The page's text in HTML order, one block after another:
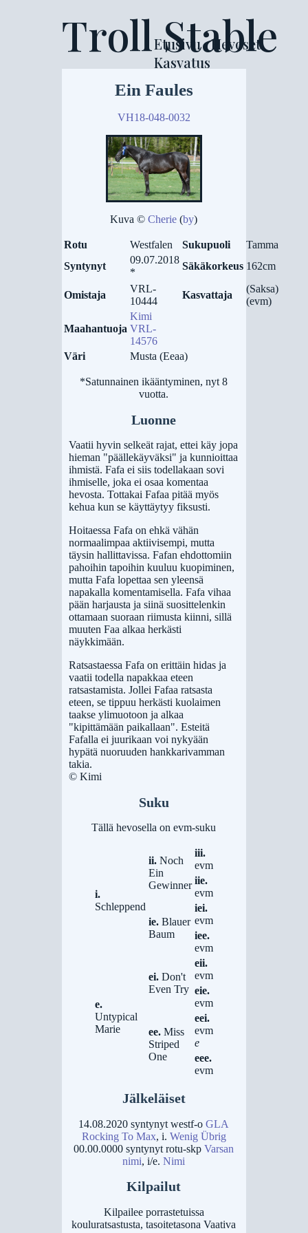
Troll Stable
Etusivu Hevoset
Kasvatus
Ein Faules
VH18-048-0032
Kuva ©Cherie (by)
Rotu Westfalen Sukupuoli
Tamma
Syntynyt
09.07.2018
*
Säkäkorkeus 162cm
Omistaja
VRL-
10444
Kasvattaja
(Saksa)
(evm)
Maahantuoja
Kimi
VRL-
14576
Väri
Musta (Eeaa)
*Satunnainen ikääntyminen, nyt 8
vuotta.
Luonne
Vaatii hyvin selkeät rajat, ettei käy jopa
hieman "päällekäyväksi" ja kunnioittaa
ihmistä. Fafa ei siis todellakaan sovi
ihmiselle, joka ei osaa komentaa
hevosta. Tottakai Fafaa pitää myös
kehua kun se käyttäytyy fiksusti.
Hoitaessa Fafa on ehkä vähän
normaalimpaa aktiivisempi, mutta
täysin hallittavissa. Fafan ehdottomiin
pahoihin tapoihin kuuluu kuopiminen,
mutta Fafa lopettaa sen yleensä
napakalla komentamisella. Fafa vihaa
pään harjausta ja siinä suosittelenkin
ottamaan suoraan riimusta kiinni, sillä
muuten Faa alkaa herkästi
näykkimään.
Ratsastaessa Fafa on erittäin hidas ja
vaatii todella napakkaa eteen
ratsastamista. Jollei Fafaa ratsasta
eteen, se tippuu herkästi kuolaimen
taakse ylimuotoon ja alkaa
"kipittämään paikallaan". Esteitä
Fafalla ei juurikaan voi nykyään
hypätä nuoruuden hankkarivamman
takia.
© Kimi
Suku
Tällä hevosella on evm-suku
i.
Schleppend
ii.Noch
Ein
Gewinner
iii.
evm
iie.
evm
ie.Blauer
Baum
iei.
evm
iee.
evm
e.
Untypical
Marie
ei.Don't
Even Try
eii.
evm
eie.
evm
ee.Miss
Striped
One
eei.
evm
e
eee.
evm
Jälkeläiset
14.08.2020 syntynyt westf-oGLA
Rocking To Max, i. Wenig Übrig
00.00.0000 syntynyt rotu-skpVarsan
nimi, i/e.Nimi
Kilpailut
Kilpailee porrastetuissa
kouluratsastusta, tasoitetasona Vaativa